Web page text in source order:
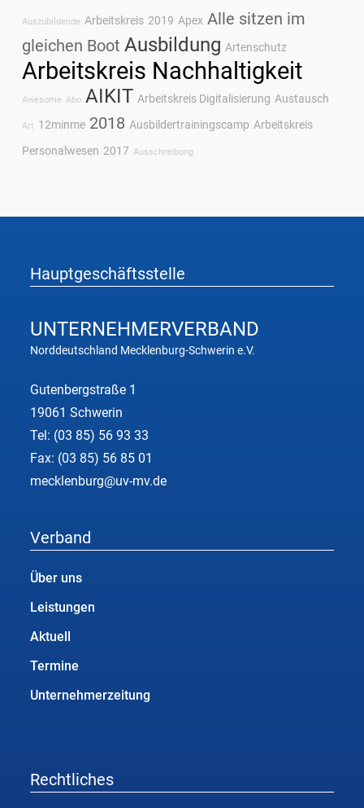
Auszubildende Arbeitskreis 2019 Apex Alle sitzen im
gleichen Boot Ausbildung Artenschutz
Arbeitskreis Nachhaltigkeit
Awesome Abo AIKIT Arbeitskreis Digitalisierung Austausch
Art 12minme 2018 Ausbildertrainingscamp Arbeitskreis
Personalwesen 2017 Ausschreibung
Hauptgeschäftsstelle
UNTERNEHMERVERBAND
Norddeutschland Mecklenburg-Schwerin e.V.
Gutenbergstraße 1
19061 Schwerin
Tel: (03 85) 56 93 33
Fax: (03 85) 56 85 01
mecklenburg@uv-mv.de
Verband
Über uns
Leistungen
Aktuell
Termine
Unternehmerzeitung
Rechtliches